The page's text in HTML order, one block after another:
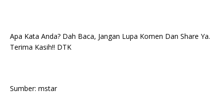
Apa Kata Anda? Dah Baca, Jangan Lupa Komen Dan Share Ya.
Terima Kasih!! DTK
Sumber: mstar